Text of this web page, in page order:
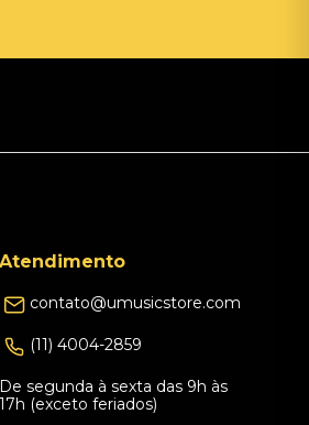
Atendimento
contato@umusicstore.com
(11) 4004-2859
De segunda à sexta das 9h às
17h (exceto feriados)